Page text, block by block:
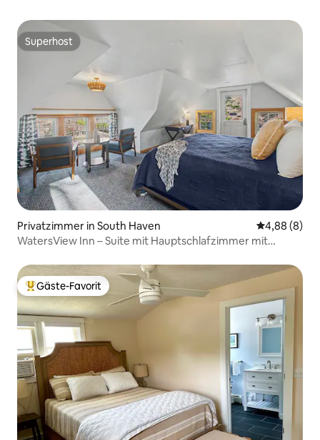
Superhost
Superhost
Privatzimmer in South Haven
4,88 (8)
WatersView Inn – Suite mit Hauptschlafzimmer mit
Beliebter Gäste-Favorit.
Gäste-Favorit